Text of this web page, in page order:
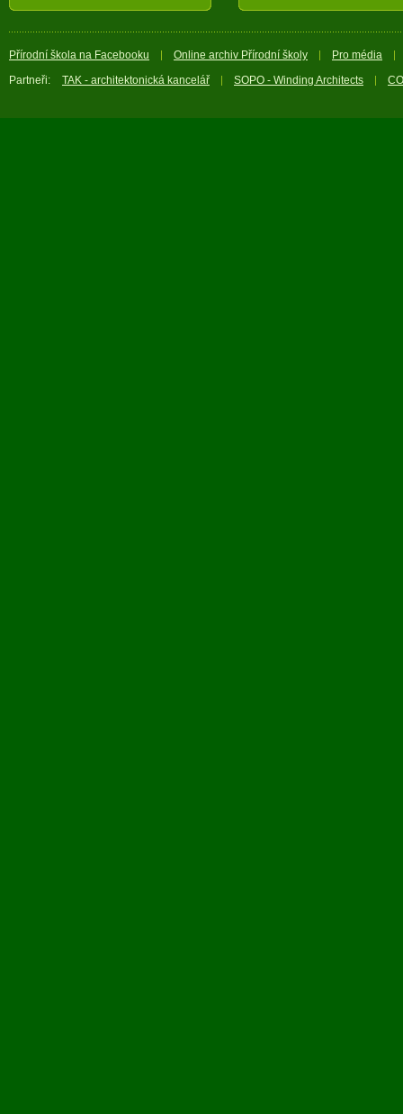
Přírodní škola na Facebooku Online archiv Přírodní školy
Pro média
Partneři:
TAK - architektonická kancelář SOPO - Winding Architects